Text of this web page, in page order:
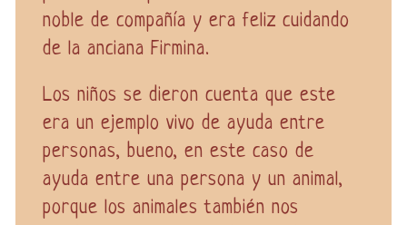
noble de compañía y era feliz cuidando
de la anciana Firmina.
Los niños se dieron cuenta que este
era un ejemplo vivo de ayuda entre
personas, bueno, en este caso de
ayuda entre una persona y un animal,
porque los animales también nos